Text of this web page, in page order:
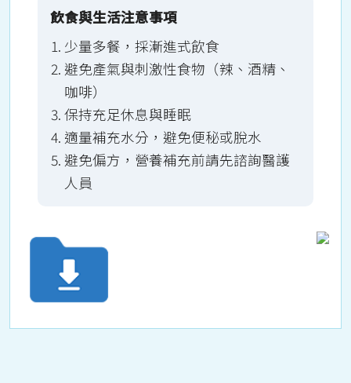
飲食與生活注意事項
少量多餐，採漸進式飲食
避免產氣與刺激性食物（辣、酒精、
咖啡）
保持充足休息與睡眠
適量補充水分，避免便秘或脫水
避免偏方，營養補充前請先諮詢醫護
人員